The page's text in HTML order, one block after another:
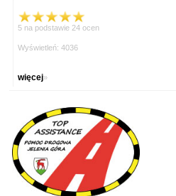
5 na podstawie 24 ocen
Wyświetleń: 4036
więcej»